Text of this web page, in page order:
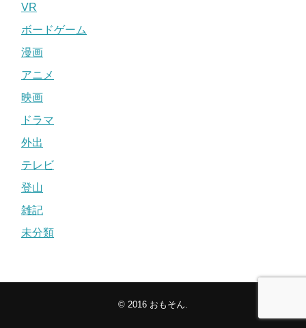
VR
ボードゲーム
漫画
アニメ
映画
ドラマ
外出
テレビ
登山
雑記
未分類
© 2016 おもそん